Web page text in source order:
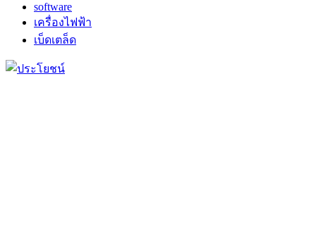
software
เครื่องไฟฟ้า
เบ็ดเตล็ด